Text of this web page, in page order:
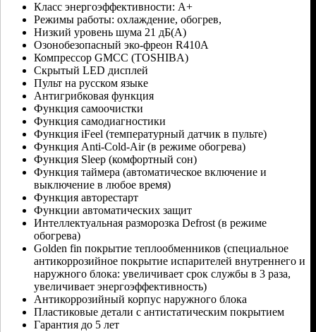
Класс энергоэффективности: А+
Режимы работы: охлаждение, обогрев,
Низкий уровень шума 21 дБ(А)
Озонобезопасный эко-фреон R410A
Компрессор GMCC (TOSHIBA)
Скрытый LED дисплей
Пульт на русском языке
Антигрибковая функция
Функция самоочистки
Функция самодиагностики
Функция iFeel (температурный датчик в пульте)
Функция Anti-Cold-Air (в режиме обогрева)
Функция Sleep (комфортный сон)
Функция таймера (автоматическое включение и
выключение в любое время)
Функция авторестарт
Функции автоматических защит
Интеллектуальная разморозка Defrost (в режиме
обогрева)
Golden fin покрытие теплообменников (специальное
антикоррозийное покрытие испарителей внутреннего и
наружного блока: увеличивает срок службы в 3 раза,
увеличивает энергоэффективность)
Антикоррозийный корпус наружного блока
Пластиковые детали с антистатическим покрытием
Гарантия до 5 лет